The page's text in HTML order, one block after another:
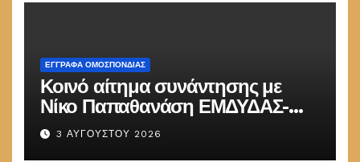
ΕΓΓΡΑΦΑ ΟΜΟΣΠΟΝΔΙΑΣ
Κοινό αίτημα συνάντησης με
Νίκο Παπαθανάση ΕΜΔΥΔΑΣ-
ΠΟΜΗΤΕΔΥ
3 ΑΥΓΟΎΣΤΟΥ 2026